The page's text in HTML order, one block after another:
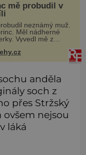
mě probudil v
neznámý muž.
Měl nádherné
Vyvedl mě z
totiž začalo
už moc dávno.
holčička, měla jse
anděla
soch z
přes Stržský
nejsou
láká